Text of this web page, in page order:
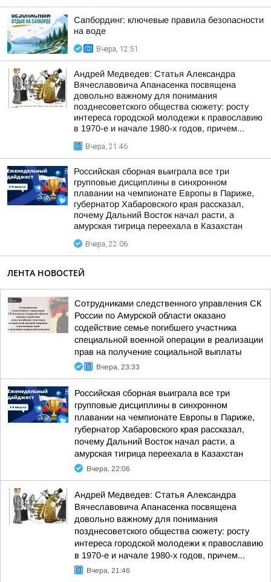
Сапбординг: ключевые правила безопасности
на воде
Вчера, 12:51
Андрей Медведев: Статья Александра
Вячеславовича Апанасенка посвящена
довольно важному для понимания
позднесоветского общества сюжету: росту
интереса городской молодежи к православию
в 1970-е и начале 1980-х годов, причем...
Вчера, 21:46
Российская сборная выиграла все три
групповые дисциплины в синхронном
плавании на чемпионате Европы в Париже,
губернатор Хабаровского края рассказал,
почему Дальний Восток начал расти, а
амурская тигрица переехала в Казахстан
Вчера, 22:06
ЛЕНТА НОВОСТЕЙ
Сотрудниками следственного управления СК
России по Амурской области оказано
содействие семье погибшего участника
специальной военной операции в реализации
прав на получение социальной выплаты
Вчера, 23:33
Российская сборная выиграла все три
групповые дисциплины в синхронном
плавании на чемпионате Европы в Париже,
губернатор Хабаровского края рассказал,
почему Дальний Восток начал расти, а
амурская тигрица переехала в Казахстан
Вчера, 22:06
Андрей Медведев: Статья Александра
Вячеславовича Апанасенка посвящена
довольно важному для понимания
позднесоветского общества сюжету: росту
интереса городской молодежи к православию
в 1970-е и начале 1980-х годов, причем...
Вчера, 21:46